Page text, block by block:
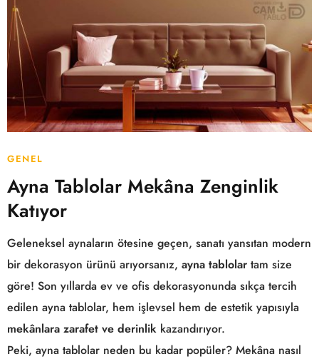
GENEL
Ayna Tablolar Mekâna Zenginlik
Katıyor
Geleneksel aynaların ötesine geçen, sanatı yansıtan modern
bir dekorasyon ürünü arıyorsanız, ayna tablolar tam size
göre! Son yıllarda ev ve ofis dekorasyonunda sıkça tercih
edilen ayna tablolar, hem işlevsel hem de estetik yapısıyla
mekânlara zarafet ve derinlik kazandırıyor.
Peki, ayna tablolar neden bu kadar popüler? Mekâna nasıl